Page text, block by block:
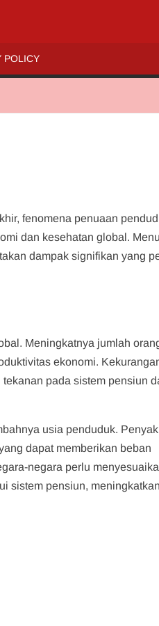
POLICY
fenomena penuaan
dan kesehatan global.
dampak signifikan yang
Meningkatnya jumlah
ekonomi.
pada sistem pensiun
usia penduduk.
dapat memberikan beban
negara perlu
sistem pensiun, meningkatkan